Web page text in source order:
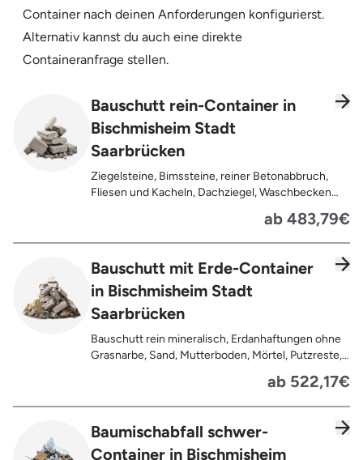
Container nach deinen Anforderungen konfigurierst.
Alternativ kannst du auch eine direkte
Containeranfrage stellen.
Bauschutt rein-Container in
Bischmisheim Stadt
Saarbrücken
Ziegelsteine, Bimssteine, reiner Betonabbruch,
Fliesen und Kacheln, Dachziegel, Waschbecken
Pflastersteine, Kalksand-Mauerwerk, Zement und
Putzreste
ab 483,79€
Bauschutt mit Erde-Container
in Bischmisheim Stadt
Saarbrücken
Bauschutt rein mineralisch, Erdanhaftungen ohne
Grasnarbe, Sand, Mutterboden, Mörtel, Putzreste,
ab 522,17€
Baumischabfall schwer-
Container in Bischmisheim